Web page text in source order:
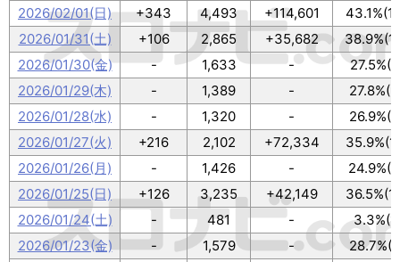
2026/02/01(日)
+343 4,493 +114,601
2026/01/31(土)
+106 2,865 +35,682
2026/01/30(金)
- 1,633 -
2026/01/29(木)
- 1,389 -
2026/01/28(水)
- 1,320 -
2026/01/27(火)
+216 2,102 +72,334
2026/01/26(月)
- 1,426 -
2026/01/25(日)
+126 3,235 +42,149
2026/01/24(土)
- 481 -
2026/01/23(金)
- 1,579 -